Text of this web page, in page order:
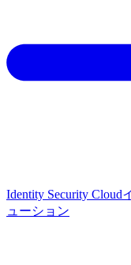
Identity Security Cloud
ューション